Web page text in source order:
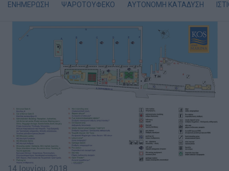
ΨΑΡΕΜΑ ΑΠΟ ΣΚΑΦΟΣ
ΨΑΡΟΤΟΥΦΕΚΟ
ΣΚΑΦΟΣ
ΕΞΟΠΛΙΣΜΟΣ
ΘΕΣΣΑΛΟΝΙΚΗ BOAT & FISHING SHOW 2025
BOAT & FISHING SHOW 2025
ΕΝΗΜΕΡΩΣΗ ΨΑΡΟΤΟΥΦΕΚΟ ΑΥΤΟΝΟΜΗ ΚΑΤΑΔΥΣΗ
14 Ιουνίου, 2018